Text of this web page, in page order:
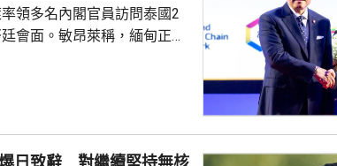
領多名內閣官員訪問泰國2
會面。敏昂萊稱，緬甸正重
盟建立更良好關係。阿努廷